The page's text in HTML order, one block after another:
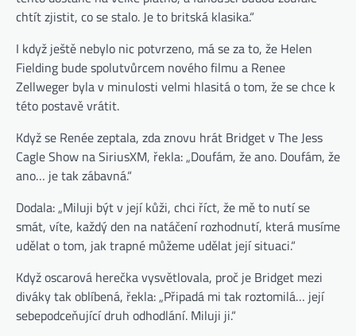
chtít zjistit, co se stalo. Je to britská klasika.“
I když ještě nebylo nic potvrzeno, má se za to, že Helen
Fielding bude spolutvůrcem nového filmu a Renee
Zellweger byla v minulosti velmi hlasitá o tom, že se chce k
této postavě vrátit.
Když se Renée zeptala, zda znovu hrát Bridget v The Jess
Cagle Show na SiriusXM, řekla: „Doufám, že ano. Doufám, že
ano… je tak zábavná.“
Dodala: „Miluji být v její kůži, chci říct, že mě to nutí se
smát, víte, každý den na natáčení rozhodnutí, která musíme
udělat o tom, jak trapné můžeme udělat její situaci.“
Když oscarová herečka vysvětlovala, proč je Bridget mezi
diváky tak oblíbená, řekla: „Připadá mi tak roztomilá… její
sebepodceňující druh odhodlání. Miluji ji.“